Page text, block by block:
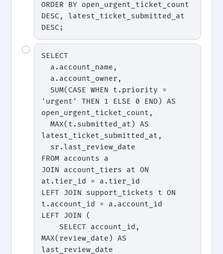
ORDER BY open_urgent_ticket_count
DESC, latest_ticket_submitted_at
DESC;
SELECT
'urgent' THEN 1 ELSE 0 END) AS
open_urgent_ticket_count,
latest_ticket_submitted_at,
FROM accounts a
JOIN account_tiers at ON
at.tier_id = a.tier_id
LEFT JOIN support_tickets t ON
t.account_id = a.account_id
LEFT JOIN (
MAX(review_date) AS
last_review_date